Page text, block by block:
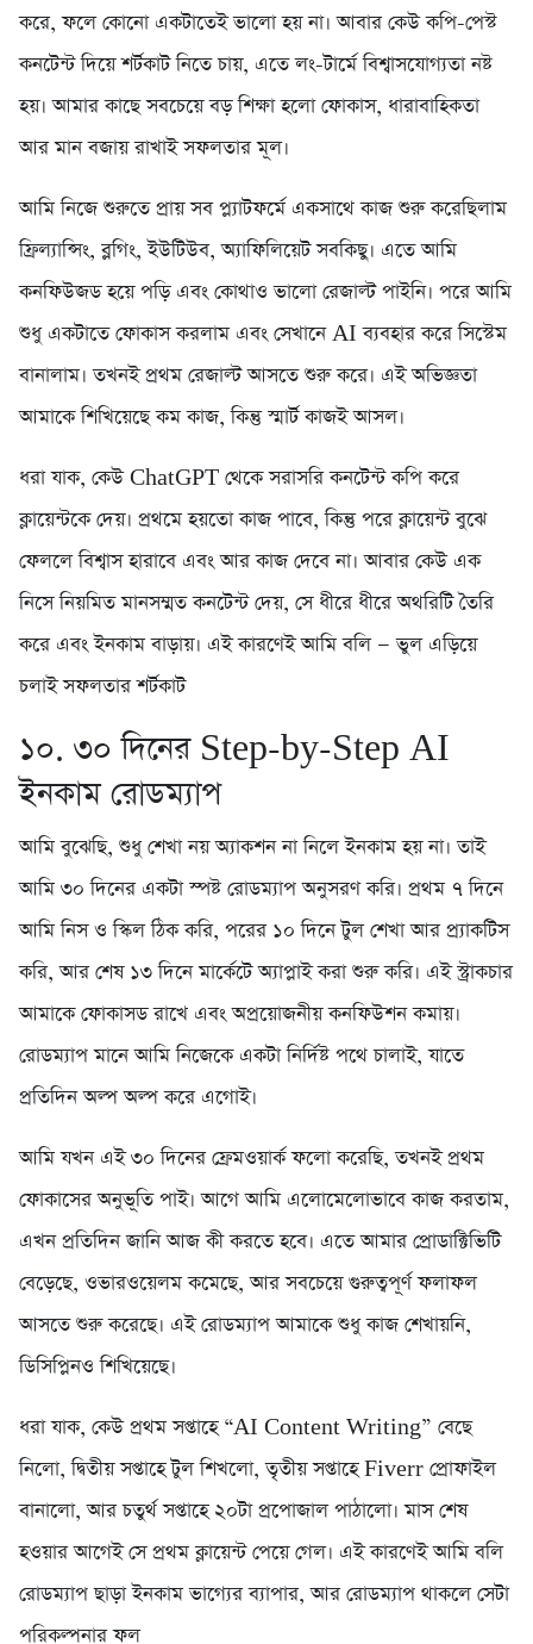
করে, ফলে কোনো একটাতেই ভালো হয় না। আবার কেউ কপি-পেস্ট
কনটেন্ট দিয়ে শর্টকাট নিতে চায়, এতে লং-টার্মে বিশ্বাসযোগ্যতা নষ্ট
হয়। আমার কাছে সবচেয়ে বড় শিক্ষা হলো ফোকাস, ধারাবাহিকতা
আর মান বজায় রাখাই সফলতার মূল।
আমি নিজে শুরুতে প্রায় সব প্ল্যাটফর্মে একসাথে কাজ শুরু করেছিলাম
ফ্রিল্যান্সিং, ব্লগিং, ইউটিউব, অ্যাফিলিয়েট সবকিছু। এতে আমি
কনফিউজড হয়ে পড়ি এবং কোথাও ভালো রেজাল্ট পাইনি। পরে আমি
শুধু একটাতে ফোকাস করলাম এবং সেখানে AI ব্যবহার করে সিস্টেম
বানালাম। তখনই প্রথম রেজাল্ট আসতে শুরু করে। এই অভিজ্ঞতা
আমাকে শিখিয়েছে কম কাজ, কিন্তু স্মার্ট কাজই আসল।
ধরা যাক, কেউ ChatGPT থেকে সরাসরি কনটেন্ট কপি করে
ক্লায়েন্টকে দেয়। প্রথমে হয়তো কাজ পাবে, কিন্তু পরে ক্লায়েন্ট বুঝে
ফেললে বিশ্বাস হারাবে এবং আর কাজ দেবে না। আবার কেউ এক
নিসে নিয়মিত মানসম্মত কনটেন্ট দেয়, সে ধীরে ধীরে অথরিটি তৈরি
করে এবং ইনকাম বাড়ায়। এই কারণেই আমি বলি — ভুল এড়িয়ে
চলাই সফলতার শর্টকাট
১০. ৩০ দিনের Step-by-Step AI
ইনকাম রোডম্যাপ
আমি বুঝেছি, শুধু শেখা নয় অ্যাকশন না নিলে ইনকাম হয় না। তাই
আমি ৩০ দিনের একটা স্পষ্ট রোডম্যাপ অনুসরণ করি। প্রথম ৭ দিনে
আমি নিস ও স্কিল ঠিক করি, পরের ১০ দিনে টুল শেখা আর প্র্যাকটিস
করি, আর শেষ ১৩ দিনে মার্কেটে অ্যাপ্লাই করা শুরু করি। এই স্ট্রাকচার
আমাকে ফোকাসড রাখে এবং অপ্রয়োজনীয় কনফিউশন কমায়।
রোডম্যাপ মানে আমি নিজেকে একটা নির্দিষ্ট পথে চালাই, যাতে
প্রতিদিন অল্প অল্প করে এগোই।
আমি যখন এই ৩০ দিনের ফ্রেমওয়ার্ক ফলো করেছি, তখনই প্রথম
ফোকাসের অনুভূতি পাই। আগে আমি এলোমেলোভাবে কাজ করতাম,
এখন প্রতিদিন জানি আজ কী করতে হবে। এতে আমার প্রোডাক্টিভিটি
বেড়েছে, ওভারওয়েলম কমেছে, আর সবচেয়ে গুরুত্বপূর্ণ ফলাফল
আসতে শুরু করেছে। এই রোডম্যাপ আমাকে শুধু কাজ শেখায়নি,
ডিসিপ্লিনও শিখিয়েছে।
ধরা যাক, কেউ প্রথম সপ্তাহে “AI Content Writing” বেছে
নিলো, দ্বিতীয় সপ্তাহে টুল শিখলো, তৃতীয় সপ্তাহে Fiverr প্রোফাইল
বানালো, আর চতুর্থ সপ্তাহে ২০টা প্রপোজাল পাঠালো। মাস শেষ
হওয়ার আগেই সে প্রথম ক্লায়েন্ট পেয়ে গেল। এই কারণেই আমি বলি
রোডম্যাপ ছাড়া ইনকাম ভাগ্যের ব্যাপার, আর রোডম্যাপ থাকলে সেটা
পরিকল্পনার ফল